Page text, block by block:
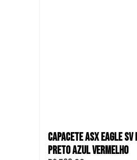
CAPACETE ASX EAGLE SV
PRETO AZUL VERMELHO